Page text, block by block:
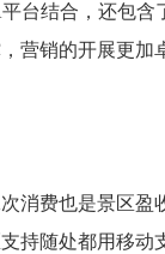
台结合，还包
营销的开展更加
消费也是景区
持随处都用移动